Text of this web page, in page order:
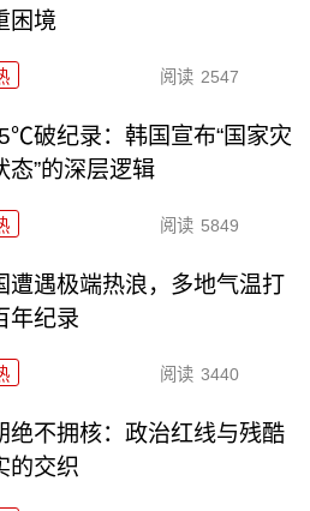
困境
阅读 2547
破纪录：韩国宣布“国家灾
态”的深层逻辑
阅读 5849
遭遇极端热浪，多地气温打
年纪录
阅读 3440
绝不拥核：政治红线与残酷
的交织